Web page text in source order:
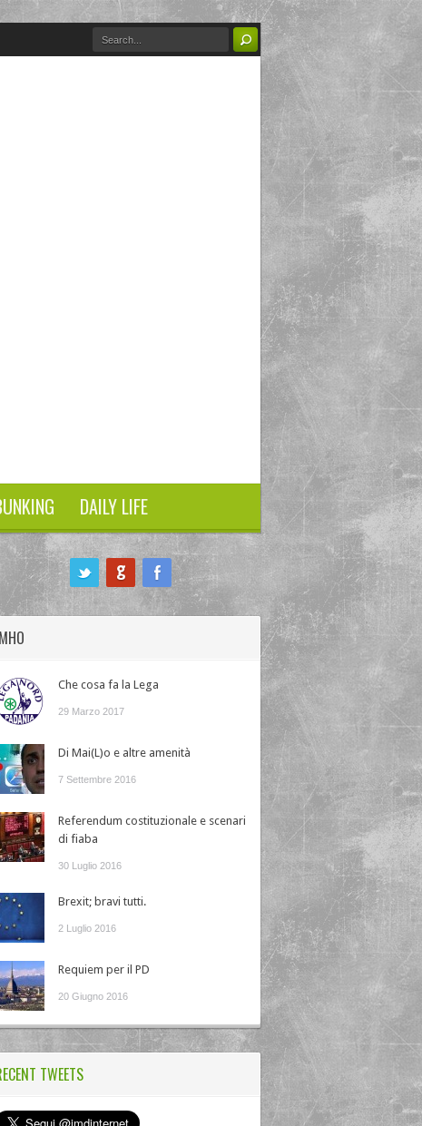
DAILY LIFE
Che cosa fa la Lega
29 Marzo 2017
Di Mai(L)o e altre amenità
7 Settembre 2016
Referendum costituzionale e scenari
di fiaba
30 Luglio 2016
Brexit; bravi tutti.
2 Luglio 2016
Requiem per il PD
20 Giugno 2016
TWEETS